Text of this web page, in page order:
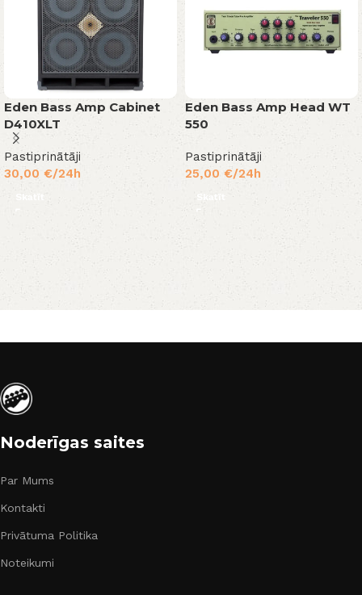
Eden Bass Amp Cabinet
D410XLT
Pastiprinātāji
30,00 €/24h
Eden Bass Amp Head WT
550
Pastiprinātāji
25,00 €/24h
Skatīt
Noderīgas saites
Par Mums
Kontakti
Privātuma Politika
Noteikumi